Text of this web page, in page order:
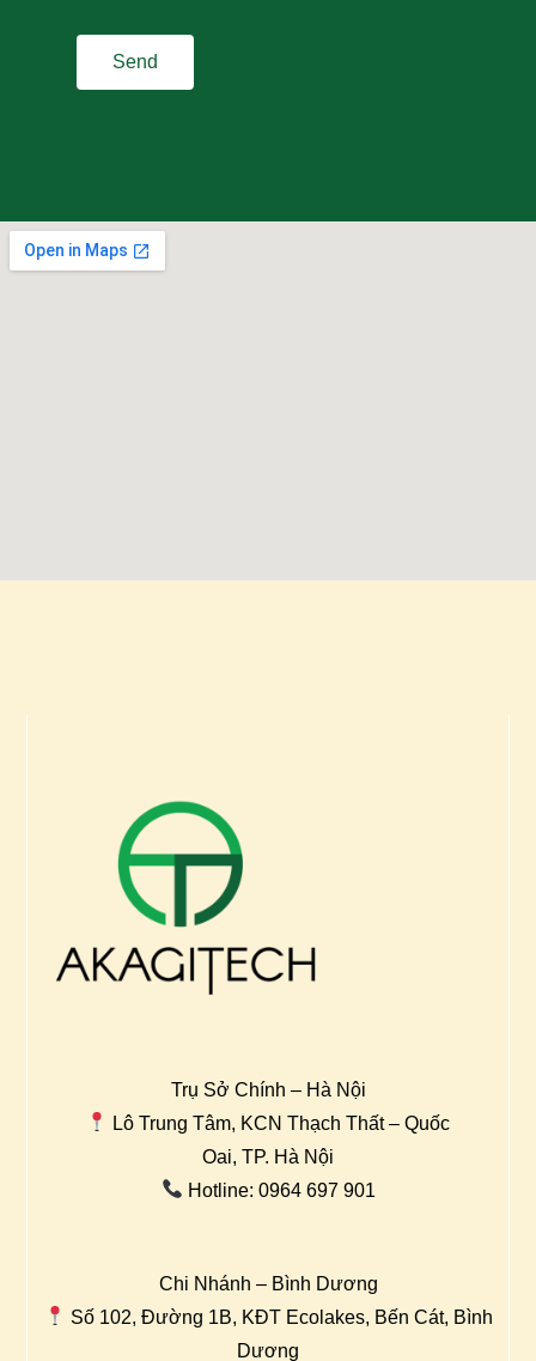
Trụ Sở Chính – Hà Nội
Lô Trung Tâm, KCN Thạch Thất – Quốc
Oai, TP. Hà Nội
Hotline: 0964 697 901
Chi Nhánh – Bình Dương
Số 102, Đường 1B, KĐT Ecolakes, Bến Cát, Bình
Dương